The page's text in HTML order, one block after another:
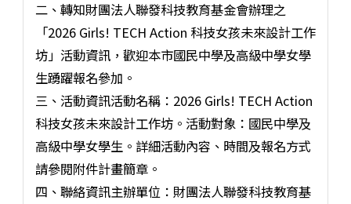
二、轉知財團法人聯發科技教育基金會辦理之
「2026 Girls! TECH Action 科技女孩未來設計工作
坊」活動資訊，歡迎本市國民中學及高級中學女學
生踴躍報名參加。
三、活動資訊活動名稱：2026 Girls! TECH Action
科技女孩未來設計工作坊。活動對象：國民中學及
高級中學女學生。詳細活動內容、時間及報名方式
請參閱附件計畫簡章。
四、聯絡資訊主辦單位：財團法人聯發科技教育基